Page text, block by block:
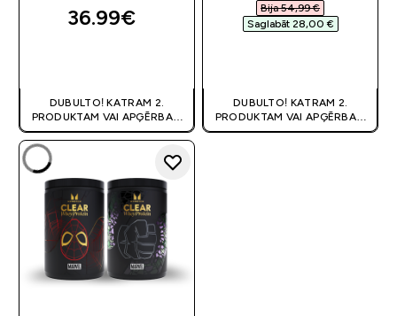
36.99€‎
DUBULTO! KATRAM 2.
PRODUKTAM VAI APĢĒRBAM
80% OFF! | KUPONS:
Bija 54,99 €‎
Saglabāt 28,00 €‎
DUBULTO! KATRAM 2.
PRODUKTAM VAI APĢĒRBAM
80% OFF! | KUPONS: